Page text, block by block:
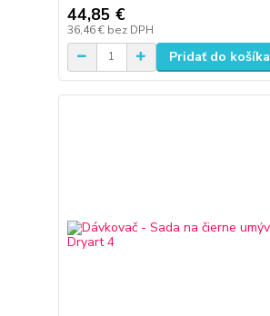
44,85 €
36,46 € bez DPH
Pridať do košíka